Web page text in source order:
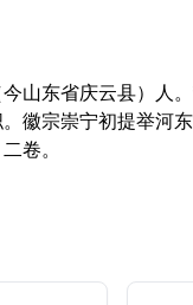
东省庆云县）人
徽宗崇宁初提举
卷。